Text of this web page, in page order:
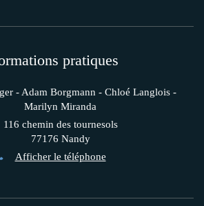
pratiques
- Adam Borgmann - Chloé Langlois -
Marilyn Miranda
116 chemin des tournesols
77176 Nandy
Afficher le téléphone